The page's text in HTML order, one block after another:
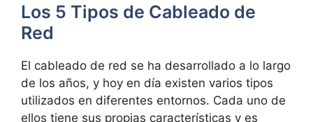
Los 5 Tipos de Cableado de
Red
El cableado de red se ha desarrollado a lo largo
de los años, y hoy en día existen varios tipos
utilizados en diferentes entornos. Cada uno de
ellos tiene sus propias características y es